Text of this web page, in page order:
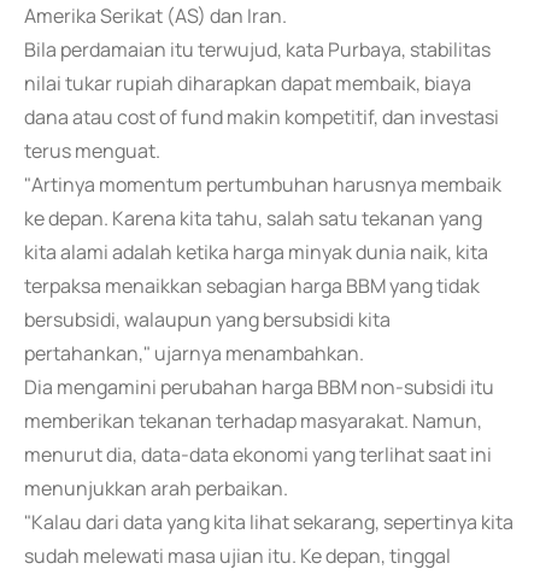
Amerika Serikat (AS) dan Iran.
Bila perdamaian itu terwujud, kata Purbaya, stabilitas
nilai tukar rupiah diharapkan dapat membaik, biaya
dana atau cost of fund makin kompetitif, dan investasi
terus menguat.
"Artinya momentum pertumbuhan harusnya membaik
ke depan. Karena kita tahu, salah satu tekanan yang
kita alami adalah ketika harga minyak dunia naik, kita
terpaksa menaikkan sebagian harga BBM yang tidak
bersubsidi, walaupun yang bersubsidi kita
pertahankan," ujarnya menambahkan.
Dia mengamini perubahan harga BBM non-subsidi itu
memberikan tekanan terhadap masyarakat. Namun,
menurut dia, data-data ekonomi yang terlihat saat ini
menunjukkan arah perbaikan.
"Kalau dari data yang kita lihat sekarang, sepertinya kita
sudah melewati masa ujian itu. Ke depan, tinggal